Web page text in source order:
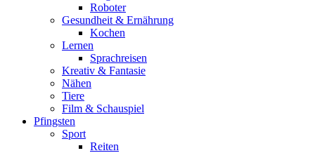
Roboter
Gesundheit & Ernährung
Kochen
Lernen
Sprachreisen
Kreativ & Fantasie
Nähen
Tiere
Film & Schauspiel
Pfingsten
Sport
Reiten